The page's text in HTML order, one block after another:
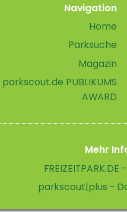
Navigation
Home
Parksuche
Magazin
parkscout.de PUBLIKUMS
AWARD
Mehr
parkscout|plus -